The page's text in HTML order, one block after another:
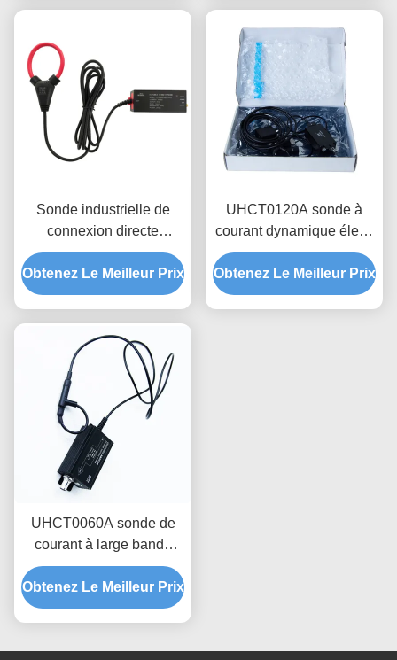
3,5mm pour les tests de
semi-conducteurs
Sonde industrielle de
connexion directe
MEASTEK série LCTD
Sonde de courant flexible
à basse fréquence,
tension
Obtenez Le Meilleur Prix
UHCT0120A sonde à
courant dynamique élevé
0,12 kA Période
maximale 70%/ms
Attenuation, conception
Obtenez Le Meilleur Prix
UHCT0060A sonde de
courant à large bande
100mV/A Sensibilité pour
l'analyse de la décharge
du condensateur
la température de qualité
Obtenez Le Meilleur Prix